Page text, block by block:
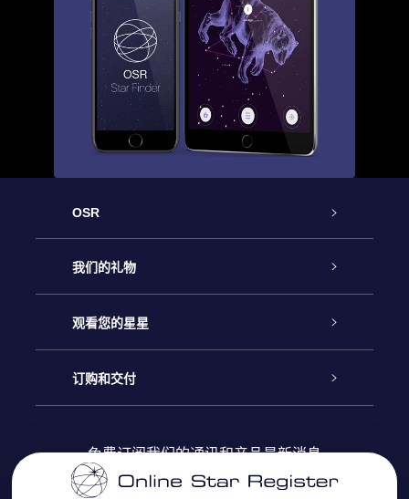
OSR
客户服务
联系我们
博客
评论
我们的礼物
Online Star礼物
OSR 礼物包
OSR 礼物卡
观看您的星星
Online Star Register
个性化的Star Page
订购和交付
付款信息
免费订阅我们的通讯和产品最新消息